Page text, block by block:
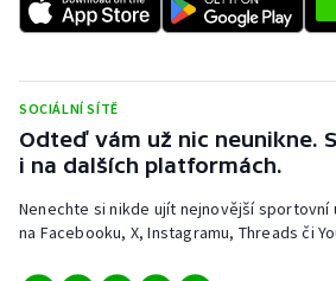
Sportovní střelba
Stolní tenis
Triatlon
Veslování
Vodní slalom
SOCIÁLNÍ SÍTĚ
Odteď vám už nic neunikne.
i na dalších platformách.
Nenechte si nikde ujít nejnovější sportovní
na Facebooku, X, Instagramu, Threads či